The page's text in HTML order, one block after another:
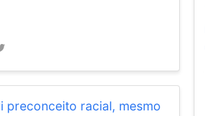
preconceito racial, mesmo